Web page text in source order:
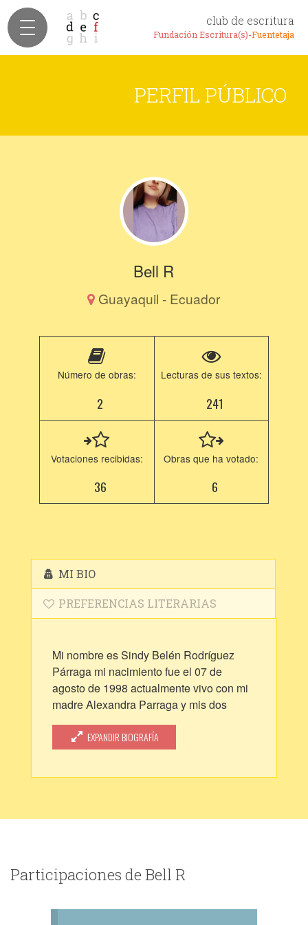
club de escritura
Fundación Escritura(s)-Fuentetaja
PERFIL PÚBLICO
Bell R
Guayaquil - Ecuador
Número de obras:
2
Lecturas de sus textos:
241
Votaciones recibidas:
36
Obras que ha votado:
6
MI BIO
PREFERENCIAS LITERARIAS
Mi nombre es Sindy Belén Rodríguez
Párraga mi nacimiento fue el 07 de
agosto de 1998 actualmente vivo con mi
madre Alexandra Parraga y mis dos
hermanas menores. Llevo ya 5 años
viviendo con ellas en la ciudad de
Guayaquil la cual pertenece a Ecuador.
graduarme pronto, también me gustaría
aprender a desarrollarme más en este
ámbito.
EXPANDIR BIOGRAFÍA
Participaciones de Bell R